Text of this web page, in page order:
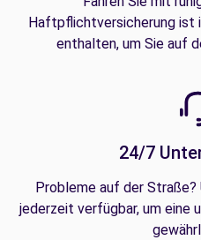
Haftpflichtversicherung ist
enthalten, um Sie auf
24/7
Probleme auf der
jederzeit verfügbar, um eine